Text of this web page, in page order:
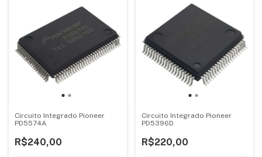
Circuito Integrado Pioneer
PD5574A
R$240,00
Circuito Integrado Pioneer
PD5396D
R$220,00